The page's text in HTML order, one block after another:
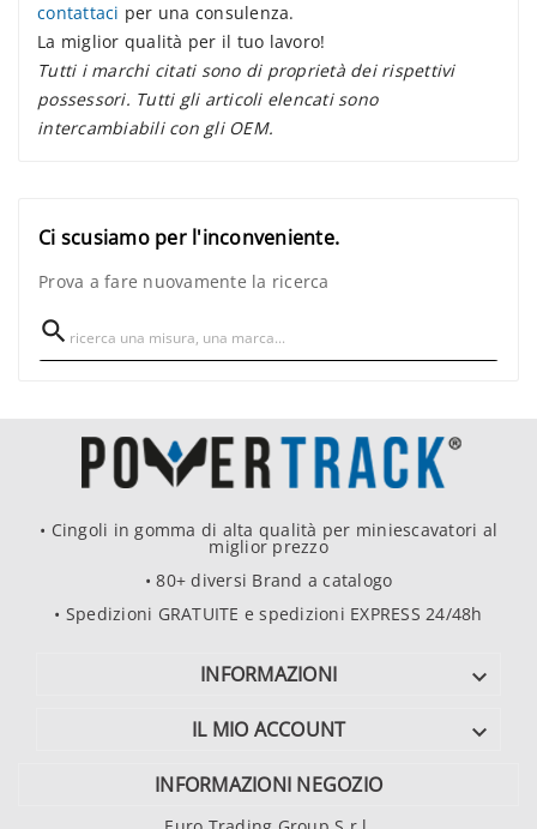
contattaci per una consulenza.
La miglior qualità per il tuo lavoro!
Tutti i marchi citati sono di proprietà dei rispettivi
possessori. Tutti gli articoli elencati sono
intercambiabili con gli OEM.
Ci scusiamo per l'inconveniente.
Prova a fare nuovamente la ricerca

• Cingoli in gomma di alta qualità per miniescavatori al
miglior prezzo
• 80+ diversi Brand a catalogo
• Spedizioni GRATUITE e spedizioni EXPRESS 24/48h
INFORMAZIONI 
IL MIO ACCOUNT 
INFORMAZIONI NEGOZIO